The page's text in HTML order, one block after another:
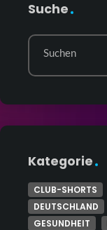
Suche
Suchen
Kategorie
CLUB-SHORTS
DEUTSCHLAND
GESUNDHEIT